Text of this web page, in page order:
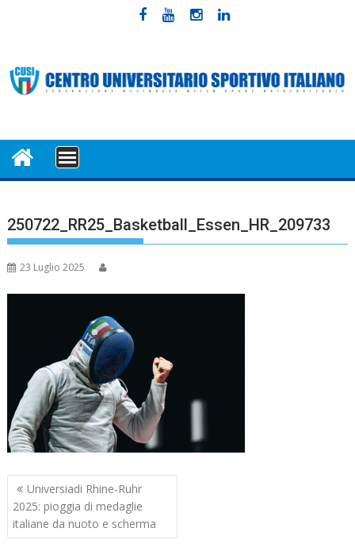
MENU
250722_RR25_Basketball_Essen_HR_209733
23 Luglio 2025
Navigazione
articoli
Universiadi Rhine-Ruhr
2025: pioggia di medaglie
italiane da nuoto e scherma